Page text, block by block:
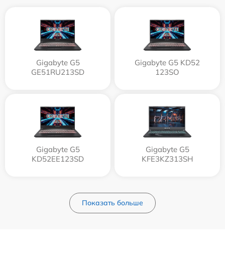
Gigabyte G5
GE51RU213SD
Gigabyte G5 KD52
123SO
Gigabyte G5
KD52EE123SD
Gigabyte G5
KFE3KZ313SH
Показать больше